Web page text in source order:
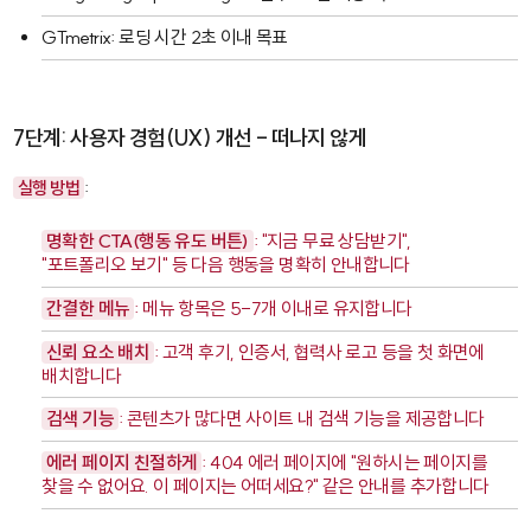
GTmetrix: 로딩 시간 2초 이내 목표
7단계: 사용자 경험(UX) 개선 - 떠나지 않게
실행 방법 :
명확한 CTA(행동 유도 버튼) : "지금 무료 상담받기",
"포트폴리오 보기" 등 다음 행동을 명확히 안내합니다
간결한 메뉴 : 메뉴 항목은 5-7개 이내로 유지합니다
신뢰 요소 배치 : 고객 후기, 인증서, 협력사 로고 등을 첫 화면에
배치합니다
검색 기능 : 콘텐츠가 많다면 사이트 내 검색 기능을 제공합니다
에러 페이지 친절하게 : 404 에러 페이지에 "원하시는 페이지를
찾을 수 없어요. 이 페이지는 어떠세요?" 같은 안내를 추가합니다